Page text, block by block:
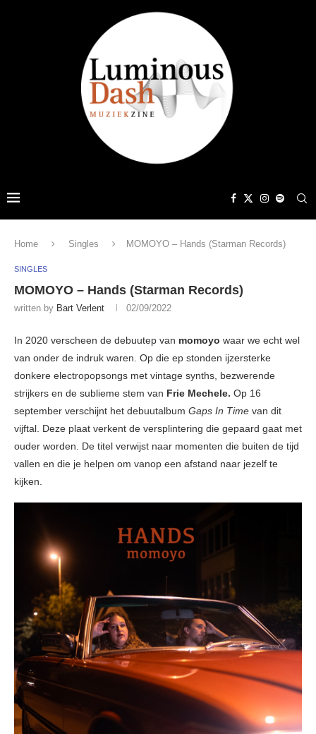
Home Singles MOMOYO – Hands (Starman Records)
SINGLES
MOMOYO – Hands (Starman Records)
written by Bart Verlent 02/09/2022
In 2020 verscheen de debuutep van momoyo waar we echt wel
van onder de indruk waren. Op die ep stonden ijzersterke
donkere electropopsongs met vintage synths, bezwerende
strijkers en de sublieme stem van Frie Mechele. Op 16
september verschijnt het debuutalbum Gaps In Time van dit
vijftal. Deze plaat verkent de versplintering die gepaard gaat met
ouder worden. De titel verwijst naar momenten die buiten de tijd
vallen en die je helpen om vanop een afstand naar jezelf te
kijken.